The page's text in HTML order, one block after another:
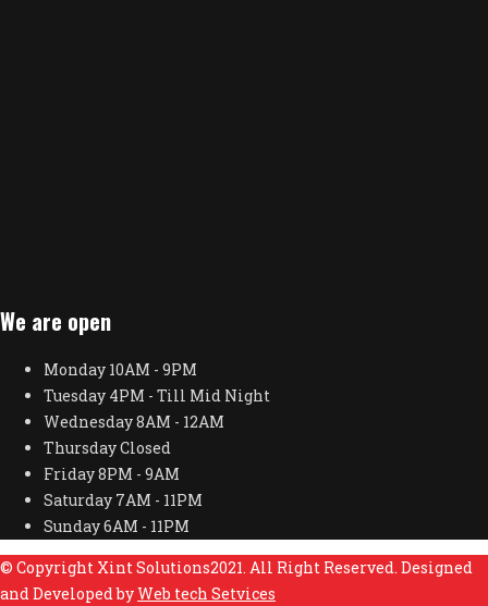
We are open
Monday 10AM - 9PM
Tuesday 4PM - Till Mid Night
Wednesday8AM - 12AM
ThursdayClosed
Friday8PM - 9AM
Saturday 7AM - 11PM
Sunday6AM - 11PM
© Copyright Xint Solutions2021. All Right Reserved. Designed
and Developed byWeb tech Setvices